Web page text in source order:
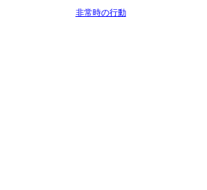
非常時の行動